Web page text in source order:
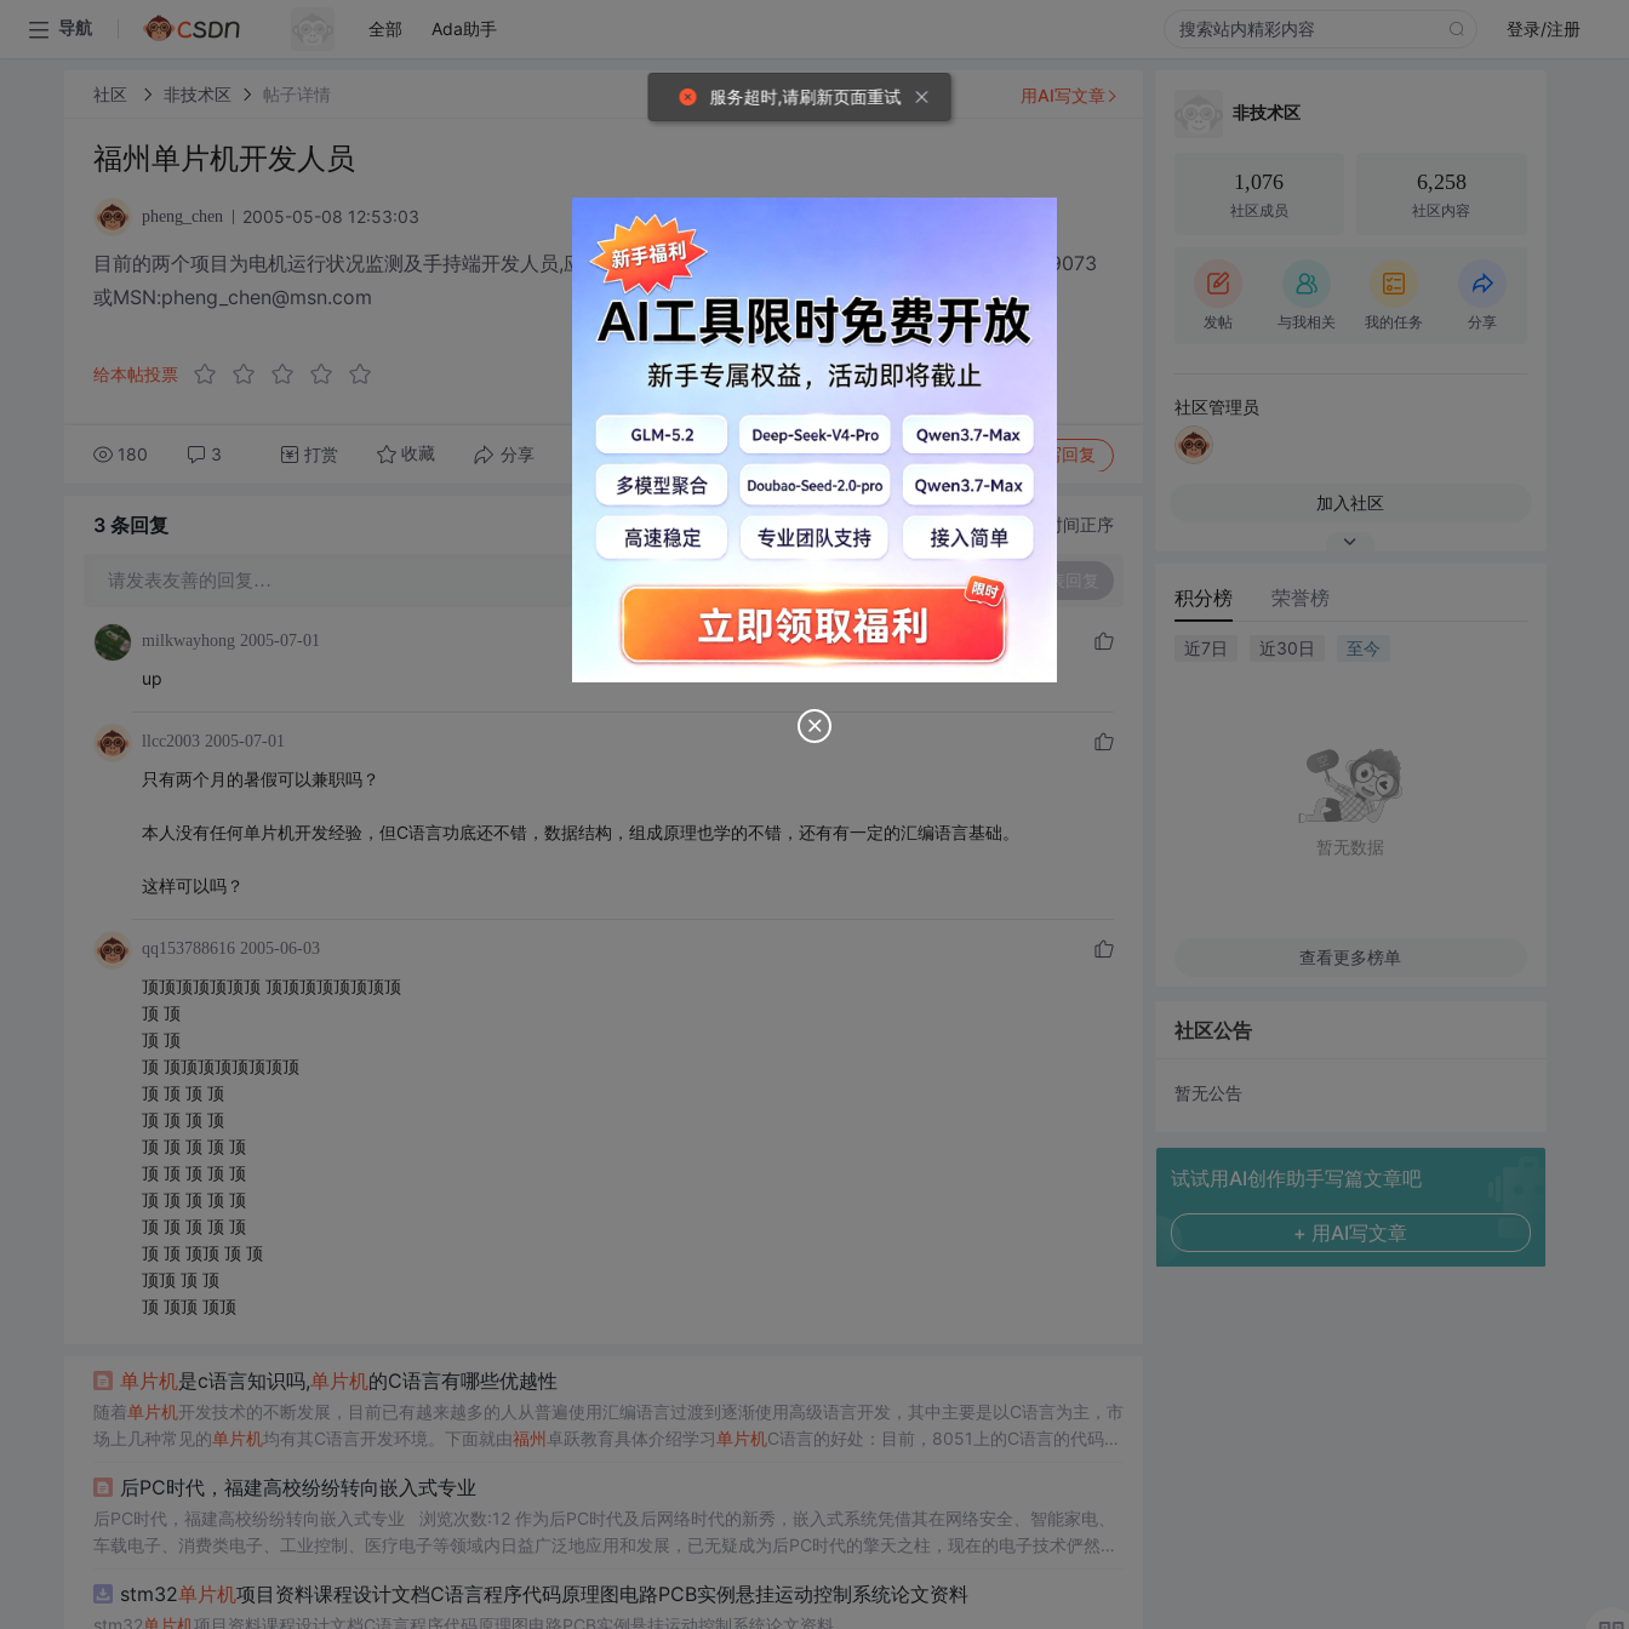
导航 全部 Ada助手 登录/注册
社区 非技术区 帖子详情
福州单片机开发人员
pheng_chen 2005-05-08 12:53:03
目前的两个项目为电机运行状况监测及手持端开发人员,应届毕业生也可以来试试看哦。详细情况请联系QQ:16599073
或MSN:pheng_chen@msn.com
给本帖投票
180 3 打赏 收藏 分享 转发到动态 举报 写回复
用AI写文章
3 条回复 切换为时间正序
请发表友善的回复…
milkwayhong 2005-07-01
up
llcc2003 2005-07-01
只有两个月的暑假可以兼职吗？
本人没有任何单片机开发经验，但C语言功底还不错，数据结构，组成原理也学的不错，还有有一定的汇编语言基础。
这样可以吗？
qq153788616 2005-06-03
顶顶顶顶顶顶顶 顶顶顶顶顶顶顶顶
顶 顶
顶 顶
顶 顶顶顶顶顶顶顶顶
顶 顶 顶 顶
顶 顶 顶 顶
顶 顶 顶 顶 顶
顶 顶 顶 顶 顶
顶 顶 顶 顶 顶
顶 顶 顶 顶 顶
顶 顶 顶顶 顶 顶
顶顶 顶 顶
顶 顶顶 顶顶
单片机是c语言知识吗,单片机的C语言有哪些优越性
随着单片机开发技术的不断发展，目前已有越来越多的人从普遍使用汇编语言过渡到逐渐使用高级语言开发，其中主要是以C语言为主，市
场上几种常见的单片机均有其C语言开发环境。下面就由福州卓跃教育具体介绍学习单片机C语言的好处：目前，8051上的C语言的代码长
帮助，找出关键代码...
后PC时代，福建高校纷纷转向嵌入式专业
后PC时代，福建高校纷纷转向嵌入式专业 浏览次数:12 作为后PC时代及后网络时代的新秀，嵌入式系统凭借其在网络安全、智能家电、
车载电子、消费类电子、工业控制、医疗电子等领域内日益广泛地应用和发展，已无疑成为后PC时代的擎天之柱，现在的电子技术俨然已
stm32单片机项目资料课程设计文档C语言程序代码原理图电路PCB实例悬挂运动控制系统论文资料
stm32单片机项目资料课程设计文档C语言程序代码原理图电路PCB实例悬挂运动控制系统论文资料
非技术区
1,076
社区成员
6,258
社区内容
发帖 与我相关 我的任务 分享
社区管理员
加入社区
积分榜 荣誉榜
近7日 近30日 至今
暂无数据
查看更多榜单
社区公告
暂无公告
试试用AI创作助手写篇文章吧
+ 用AI写文章
服务超时,请刷新页面重试